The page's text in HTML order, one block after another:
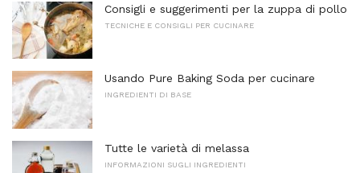
Consigli e suggerimenti per la zuppa di pollo
TECNICHE E CONSIGLI PER CUCINARE
Usando Pure Baking Soda per cucinare
INGREDIENTI DI BASE
Tutte le varietà di melassa
INFORMAZIONI SUGLI INGREDIENTI